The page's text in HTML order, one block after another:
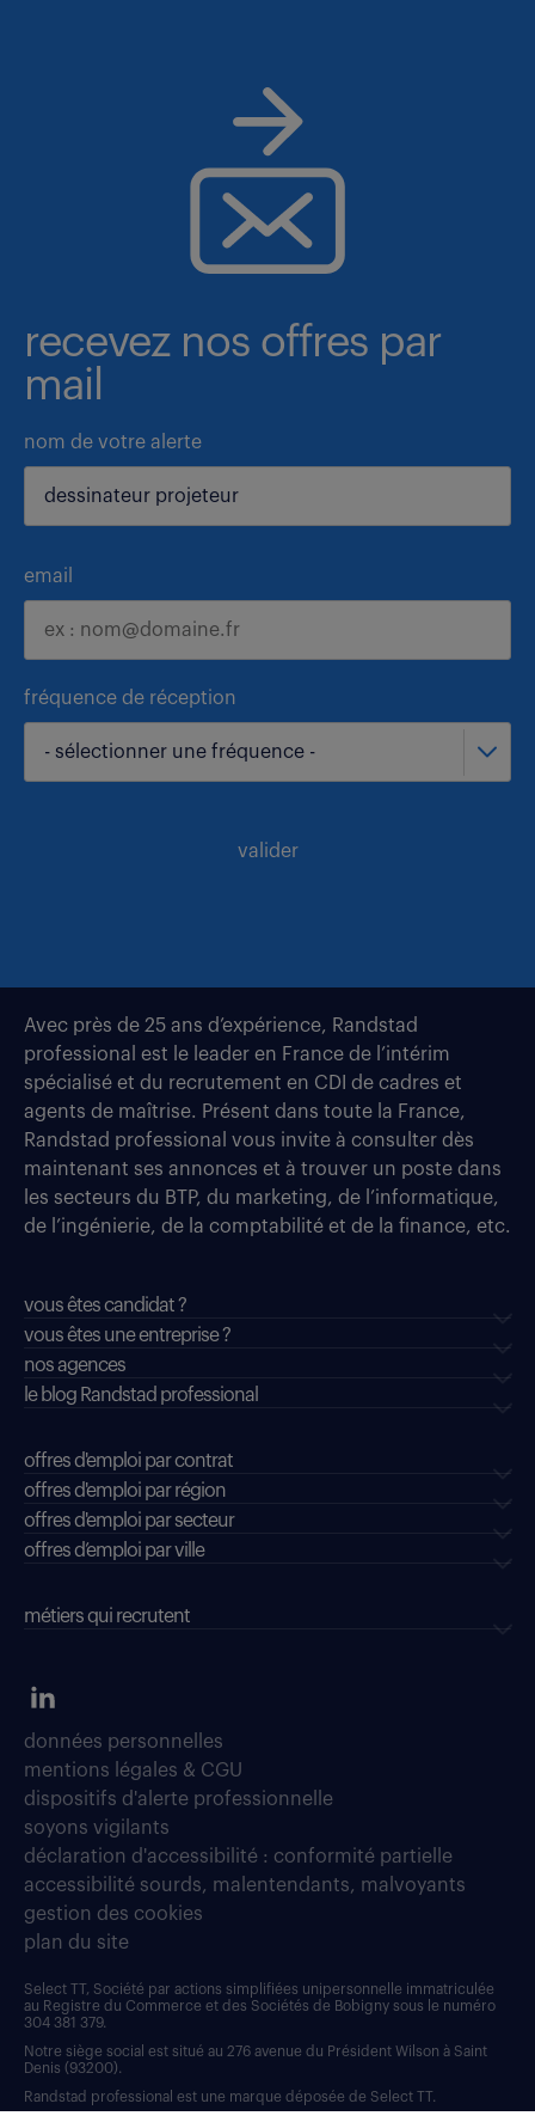
recevez nos offres par
mail
nom de votre alerte
email
fréquence de réception
- sélectionner une fréquence -
valider
Avec près de 25 ans d’expérience, Randstad
professional est le leader en France de l’intérim
spécialisé et du recrutement en CDI de cadres et
agents de maîtrise. Présent dans toute la France,
Randstad professional vous invite à consulter dès
maintenant ses annonces et à trouver un poste dans
les secteurs du BTP, du marketing, de l’informatique,
de l’ingénierie, de la comptabilité et de la finance, etc.
vous êtes candidat ?
vous êtes une entreprise ?
nos agences
le blog Randstad professional
offres d'emploi par contrat
offres d'emploi par région
offres d'emploi par secteur
offres d’emploi par ville
métiers qui recrutent
données personnelles
mentions légales & CGU
dispositifs d'alerte professionnelle
soyons vigilants
déclaration d'accessibilité : conformité partielle
accessibilité sourds, malentendants, malvoyants
gestion des cookies
plan du site
Select TT, Société par actions simplifiées unipersonnelle immatriculée
au Registre du Commerce et des Sociétés de Bobigny sous le numéro
304 381 379.
Notre siège social est situé au 276 avenue du Président Wilson à Saint
Denis (93200).
Randstad professional est une marque déposée de Select TT.